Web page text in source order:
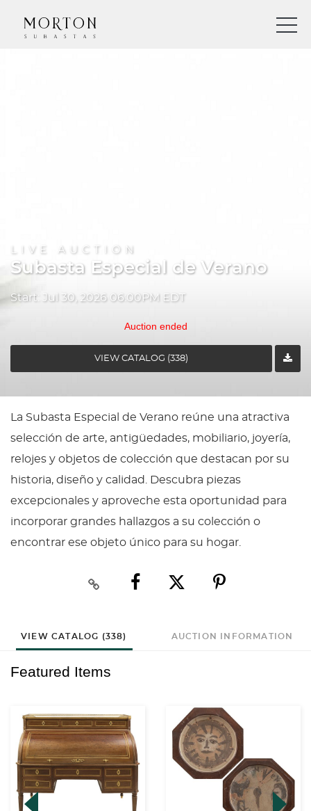
LIVE AUCTION
Subasta Especial de Verano
Start: Jul 30, 2026 06:00PM EDT
Auction ended
VIEW CATALOG (338)
La Subasta Especial de Verano reúne una atractiva
selección de arte, antigüedades, mobiliario, joyería,
relojes y objetos de colección que destacan por su
historia, diseño y calidad. Descubra piezas
excepcionales y aproveche esta oportunidad para
incorporar grandes hallazgos a su colección o
encontrar ese objeto único para su hogar.
VIEW CATALOG (338) AUCTION INFORMATION
Featured Items